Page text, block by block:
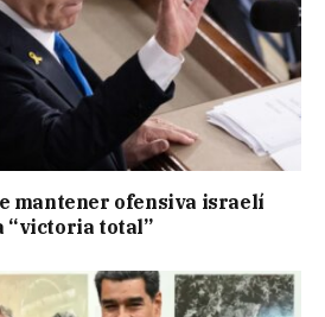
mantener ofensiva israelí
“victoria total”